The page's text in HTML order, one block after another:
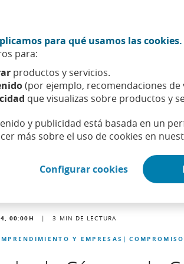
para qué usamos las cookies.
para:
productos y servicios.
(por ejemplo, recomendaciones de
que visualizas sobre productos y
y publicidad está basada en un
más sobre el uso de cookies en
Configurar cookies(Abrir en
Sobre nosotros
00:00 H |3 MIN DE LECTURA
Y EMPRESAS